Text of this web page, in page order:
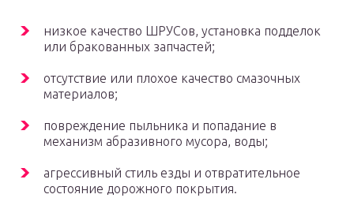
низкое качество ШРУСов, установка подделок
или бракованных запчастей;
отсутствие или плохое качество смазочных
материалов;
повреждение пыльника и попадание в
механизм абразивного мусора, воды;
агрессивный стиль езды и отвратительное
состояние дорожного покрытия.